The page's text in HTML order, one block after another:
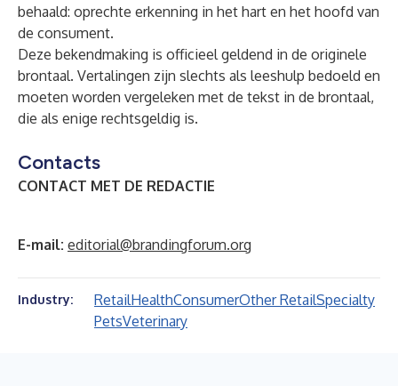
behaald: oprechte erkenning in het hart en het hoofd van
de consument.
Deze bekendmaking is officieel geldend in de originele
brontaal. Vertalingen zijn slechts als leeshulp bedoeld en
moeten worden vergeleken met de tekst in de brontaal,
die als enige rechtsgeldig is.
Contacts
CONTACT MET DE REDACTIE
E-mail: editorial@brandingforum.org
Industry: RetailHealthConsumerOther RetailSpecialty
PetsVeterinary